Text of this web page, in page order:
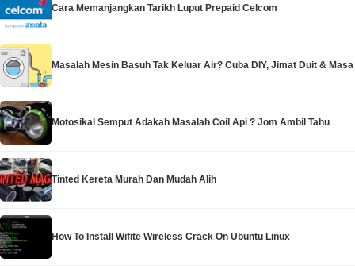
Cara Memanjangkan Tarikh Luput Prepaid Celcom
Masalah Mesin Basuh Tak Keluar Air? Cuba DIY, Jimat Duit & Masa
Motosikal Semput Adakah Masalah Coil Api ? Jom Ambil Tahu
Tinted Kereta Murah Dan Mudah Alih
How To Install Wifite Wireless Crack On Ubuntu Linux